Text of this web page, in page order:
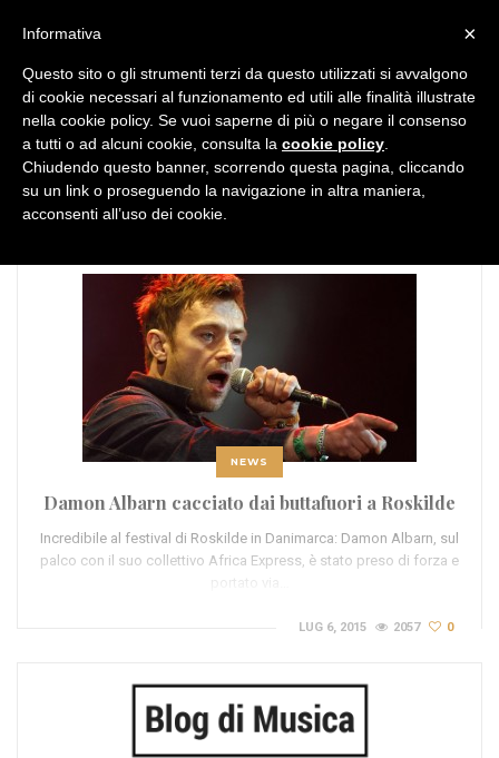
TAG: Buttafuori
NEWS
Damon Albarn cacciato dai buttafuori a Roskilde
Incredibile al festival di Roskilde in Danimarca: Damon Albarn, sul
palco con il suo collettivo Africa Express, è stato preso di forza e
portato via…
LUG 6, 2015 2057 0
×
Informativa
Questo sito o gli strumenti terzi da questo utilizzati si avvalgono
di cookie necessari al funzionamento ed utili alle finalità illustrate
nella cookie policy. Se vuoi saperne di più o negare il consenso
a tutti o ad alcuni cookie, consulta la cookie policy
Chiudendo questo banner, scorrendo questa pagina, cliccando
su un link o proseguendo la navigazione in altra maniera,
acconsenti all’uso dei cookie.